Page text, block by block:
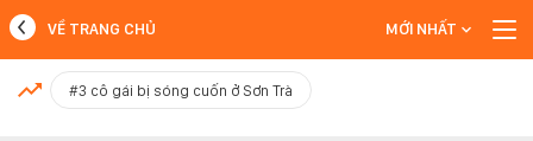
MỚI NHẤT
VỀ TRANG CHỦ MỚI NHẤT
#3 cô gái bị sóng cuốn ở Sơn Trà